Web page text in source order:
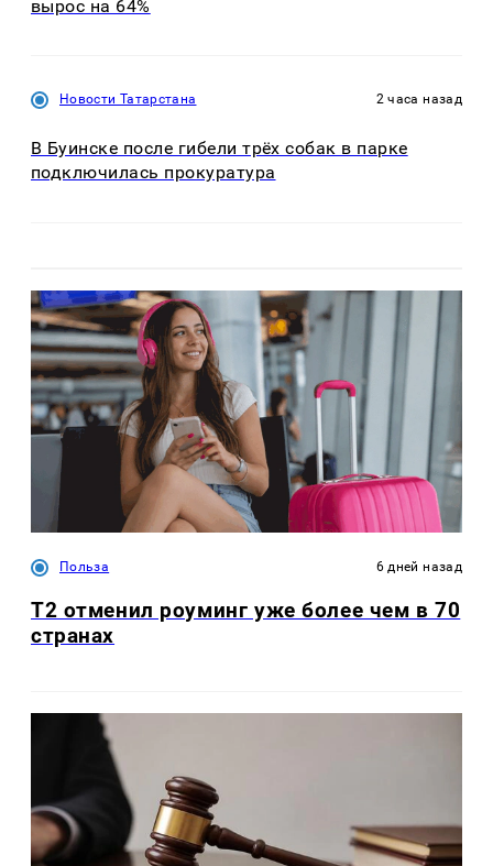
вырос на 64%
Новости Татарстана 2 часа назад
В Буинске после гибели трёх собак в парке
подключилась прокуратура
Польза 6 дней назад
Т2 отменил роуминг уже более чем в 70
странах